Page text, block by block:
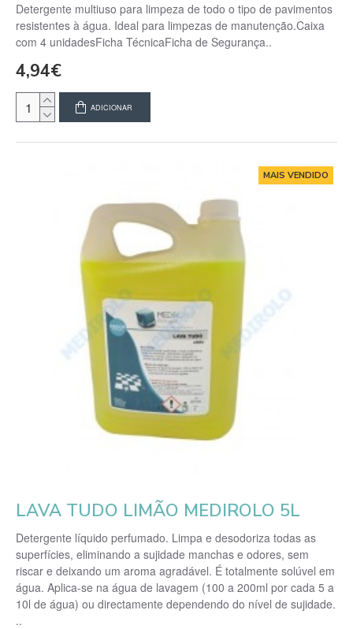
Detergente multiuso para limpeza de todo o tipo de pavimentos
resistentes à água. Ideal para limpezas de manutenção.Caixa
com 4 unidadesFicha TécnicaFicha de Segurança..
4,94€
ADICIONAR
MAIS VENDIDO
LAVA TUDO LIMÃO MEDIROLO 5L
Detergente líquido perfumado. Limpa e desodoriza todas as
superfícies, eliminando a sujidade manchas e odores, sem
riscar e deixando um aroma agradável. É totalmente solúvel em
água. Aplica-se na água de lavagem (100 a 200ml por cada 5 a
10l de água) ou directamente dependendo do nível de sujidade.
..